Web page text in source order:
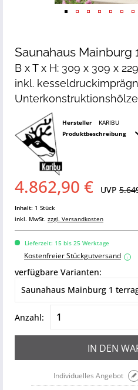
Saunahaus Mainburg
B x T x H: 309 x 309 x
inkl.
Hersteller
KARIBU
Produktbeschreibung
4.862,90 € UVP
Inhalt: 1 Stück
inkl. MwSt. zzgl. Versandkosten
Lieferzeit: 15 bis 25 Werktage
Kostenfreier Stückgutversand i
verfügbare Varianten:
Anzahl:
IN DEN
Individuelles Angebot